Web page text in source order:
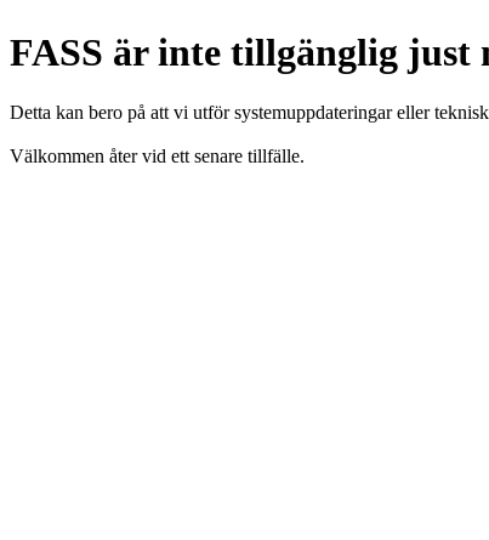
FASS är inte tillgänglig just
Detta kan bero på att vi utför systemuppdateringar eller
Välkommen åter vid ett senare tillfälle.